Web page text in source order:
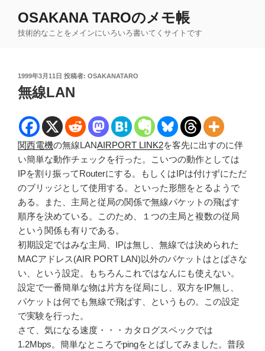
OSAKANA TAROのメモ帳
技術的なことをメインにいろいろ書いてくサイトです
投
稿
日:
1999年3月11日 投稿者: OSAKANATARO
無線LAN
関西電機の無線LANAIRPORT LINK2を客先に出すのに伴
い簡単な動作チェックを行った。こいつの動作としては
IPを割り振ってRouterにする。もしくはIPは付けずにただ
のブリッジとして使用する。といった形態をとるようで
ある。また、主局と従局の関係で無線パケットの飛ばす
順序を決めている。このため、１つの主局と複数の従局
という関係も有りである。
初期設定ではみな主局、IPは無し、無線では決められた
MACアドレス(AIR PORT LAN)以外のパケットはとばさな
い、という設定。もちろんこれではなんにも使えない。
設定で一番簡単な物は片方を従局にし、双方をIP無し、
パケットは何でも無線で飛ばす、というもの。この設定
で実験を行った。
さて、気になる速度・・・カタログスペックでは
1.2Mbps。簡単なところでpingをとばしてみました。普段